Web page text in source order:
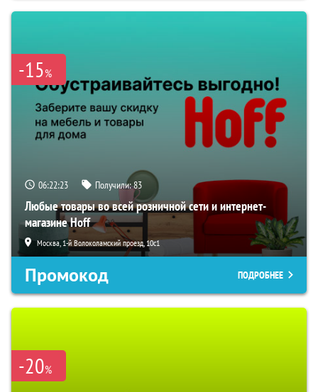
-15%
06:22:22 Получили:83
Любые товары во всей розничной сети и интернет-
магазине Hoff
Москва, 1-й Волоколамский проезд, 10с1
Промокод ПОДРОБНЕЕ
-20%